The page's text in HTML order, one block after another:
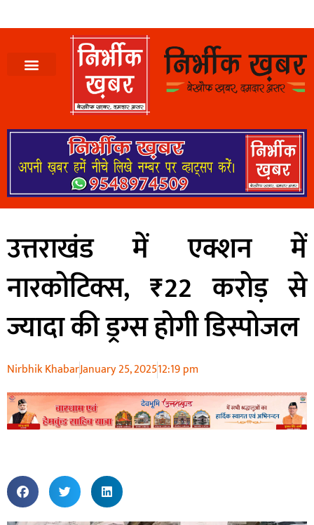
उत्तराखंड में एक्शन में
नारकोटिक्स, ₹22 करोड़ से
ज्यादा की ड्रग्स होगी डिस्पोजल
Nirbhik KhabarJanuary 25, 202512:19 pm